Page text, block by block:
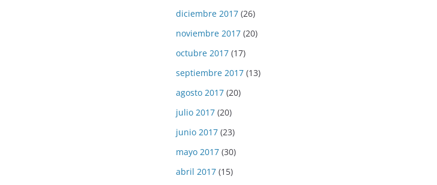
diciembre 2017 (26)
noviembre 2017 (20)
octubre 2017 (17)
septiembre 2017 (13)
agosto 2017 (20)
julio 2017 (20)
junio 2017 (23)
mayo 2017 (30)
abril 2017 (15)